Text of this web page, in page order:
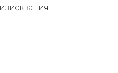
изисквания.